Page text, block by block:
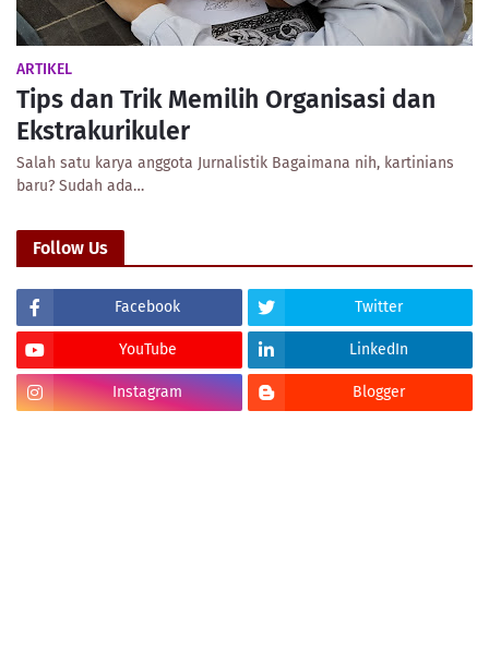
ARTIKEL
Tips dan Trik Memilih Organisasi dan
Ekstrakurikuler
Salah satu karya anggota Jurnalistik Bagaimana nih, kartinians
baru? Sudah ada…
Follow Us
Facebook Twitter
YouTube LinkedIn
Instagram Blogger